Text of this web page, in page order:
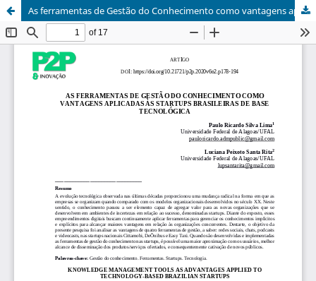
As ferramentas de Gestão do Conhecimento como vantagens aplicadas às startups brasileiras de base tecnológica